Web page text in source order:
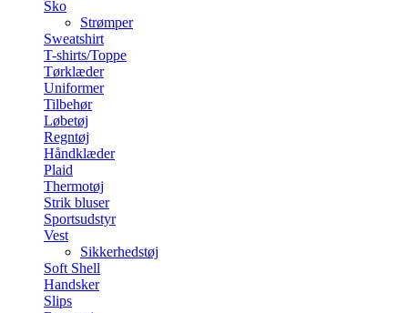
Sko
Strømper
Sweatshirt
T-shirts/Toppe
Tørklæder
Uniformer
Tilbehør
Løbetøj
Regntøj
Håndklæder
Plaid
Thermotøj
Strik bluser
Sportsudstyr
Vest
Sikkerhedstøj
Soft Shell
Handsker
Slips